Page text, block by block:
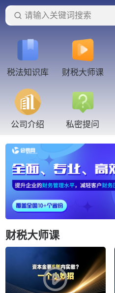
请输入关键词搜索
税法知识库 财税大师课
公司介绍 私密提问
财税大师课